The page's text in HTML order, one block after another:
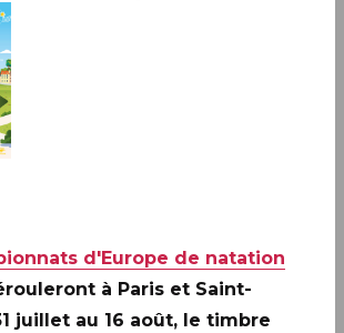
ET ÉCRITURE
dispose d’un espace consacré à l’écrit :
LES CATÉGORIES
d'Europe de natation
à Paris et Saint-
juillet au 16 août, le timbre